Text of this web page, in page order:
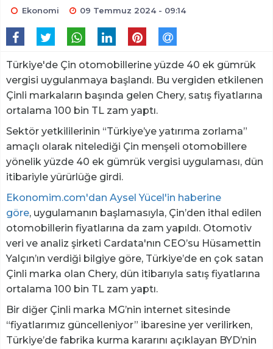
Ekonomi 09 Temmuz 2024 - 09:14
Türkiye'de Çin otomobillerine yüzde 40 ek gümrük
vergisi uygulanmaya başlandı. Bu vergiden etkilenen
Çinli markaların başında gelen Chery, satış fiyatlarına
ortalama 100 bin TL zam yaptı.
Sektör yetkililerinin “Türkiye’ye yatırıma zorlama”
amaçlı olarak nitelediği Çin menşeli otomobillere
yönelik yüzde 40 ek gümrük vergisi uygulaması, dün
itibariyle yürürlüğe girdi.
Ekonomim.com'dan Aysel Yücel'in haberine
göre, uygulamanın başlamasıyla, Çin’den ithal edilen
otomobillerin fiyatlarına da zam yapıldı. Otomotiv
veri ve analiz şirketi Cardata'nın CEO’su Hüsamettin
Yalçın’ın verdiği bilgiye göre, Türkiye’de en çok satan
Çinli marka olan Chery, dün itibarıyla satış fiyatlarına
ortalama 100 bin TL zam yaptı.
Bir diğer Çinli marka MG’nin internet sitesinde
“fiyatlarımız güncelleniyor” ibaresine yer verilirken,
Türkiye’de fabrika kurma kararını açıklayan BYD’nin